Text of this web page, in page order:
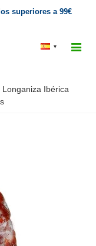
superiores a 99€
▾
Longaniza Ibérica